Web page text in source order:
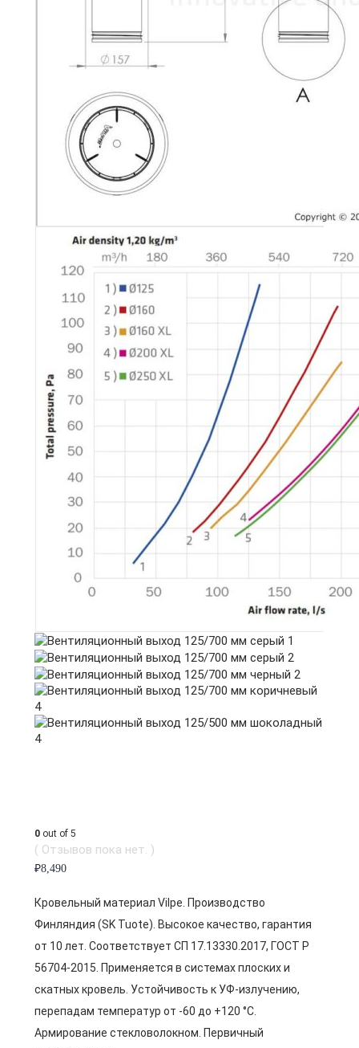
0 out of 5
( Отзывов пока нет. )
₽8,490
Кровельный материал Vilpe. Производство
Финляндия (SK Tuote). Высокое качество, гарантия
от 10 лет. Соответствует СП 17.13330.2017, ГОСТ Р
56704-2015. Применяется в системах плоских и
скатных кровель. Устойчивость к УФ-излучению,
перепадам температур от -60 до +120 °C.
Армирование стекловолокном. Первичный